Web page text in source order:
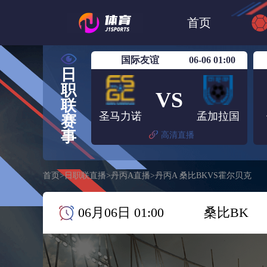
首页
日
日
职
联
赛
事
国际友谊 06-06 01:00
圣马力诺
VS
孟加拉国
高清直播
首页 >日职联直播>丹丙A直播>丹丙A 桑比BKVS霍尔贝克
06月06日 01:00 桑比BK